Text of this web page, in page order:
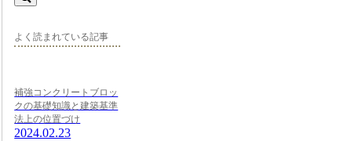
よく読まれている記事
補強コンクリートブロッ
クの基礎知識と建築基準
法上の位置づけ
2024.02.23